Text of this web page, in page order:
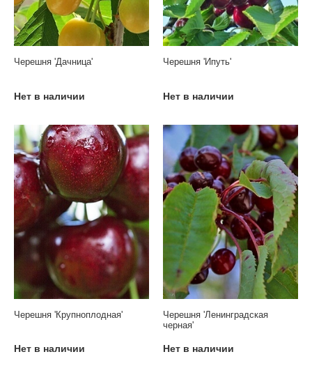
Черешня 'Дачница'
Нет в наличии
Черешня 'Ипуть'
Нет в наличии
Черешня 'Крупноплодная'
Нет в наличии
Черешня 'Ленинградская
черная'
Нет в наличии